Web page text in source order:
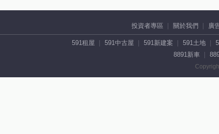
投資者專區 關於我們 廣
591租屋 591中古屋 591新建案 591土地
8891新車